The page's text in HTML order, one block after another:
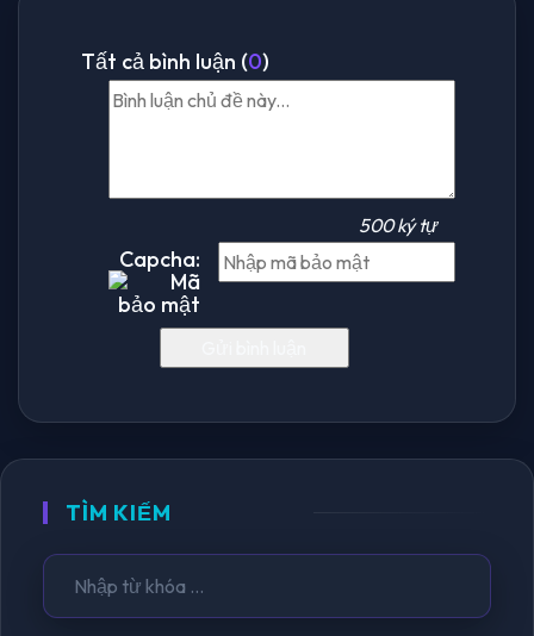
Tất cả bình luận (0)
500 ký tự
Capcha:
TÌM KIẾM